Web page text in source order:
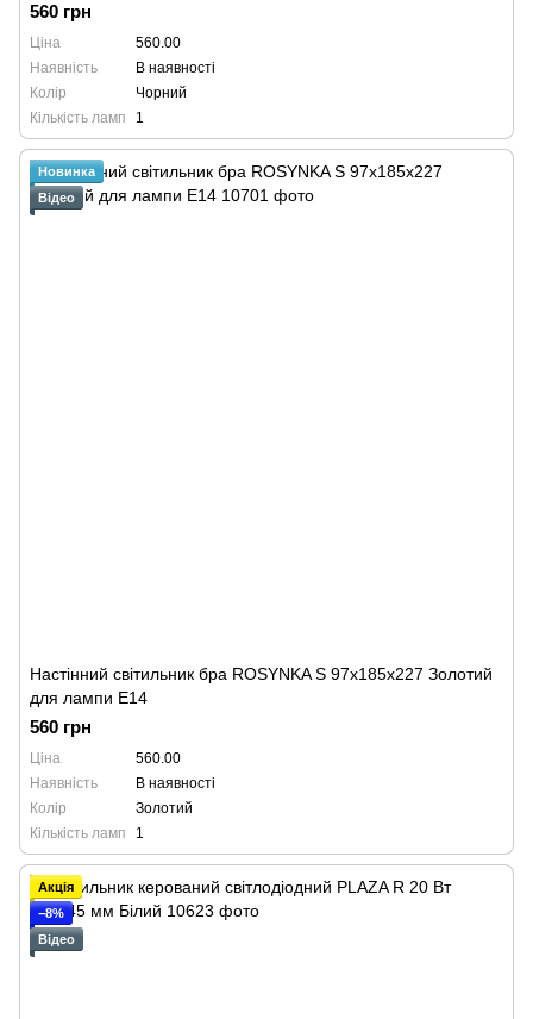
560 грн
Ціна
560.00
Наявність
В наявності
Колір
Чорний
Кількість ламп
1
Новинка
Відео
Настінний світильник бра ROSYNKA S 97x185x227 Золотий
для лампи Е14
560 грн
Ціна
560.00
Наявність
В наявності
Колір
Золотий
Кількість ламп
1
Акція
−8%
Відео